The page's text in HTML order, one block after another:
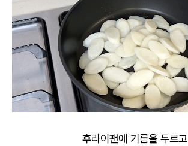
후라이팬에 기름을 두르고